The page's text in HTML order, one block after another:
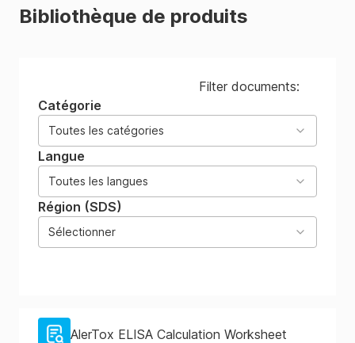
Bibliothèque de produits
Filter documents:
Catégorie
Toutes les catégories
Langue
Toutes les langues
Région (SDS)
Sélectionner
AlerTox ELISA Calculation Worksheet